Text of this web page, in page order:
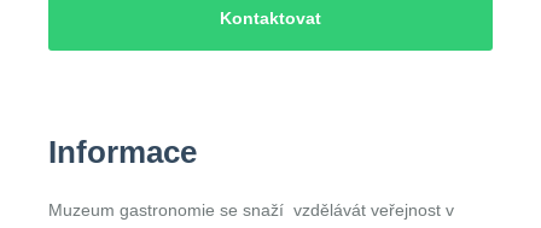
Kontaktovat
Informace
Muzeum gastronomie se snaží vzdělávát veřejnost v